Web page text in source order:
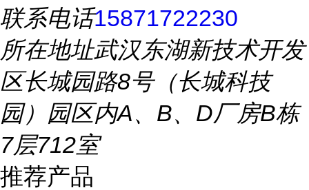
联系电话15871722230
所在地址武汉东湖新技术开发
区长城园路8号（长城科技
园）园区内A、B、D厂房B栋
7层712室
推荐产品